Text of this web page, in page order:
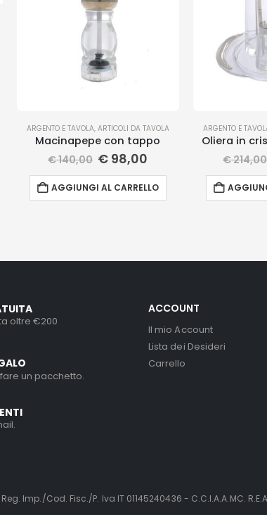
ARGENTO E TAVOLA, ARTICOLI DA TAVOLA
Macinapepe con tappo
€140,00 € 98,00
AGGIUNGI AL CARRELLO
ARGENTO E
Oliera in
€214,00
oltre €200
un pacchetto.
ACCOUNT
Il mio Account
Lista dei Desideri
Carrello
Imp./Cod. Fisc./P. Iva IT 01145240436 - C.C.I.A.A.MC. R.E.A.